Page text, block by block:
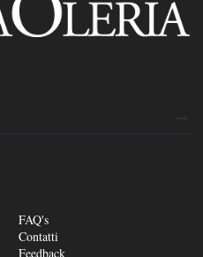
FAQ's
Contatti
Feedback